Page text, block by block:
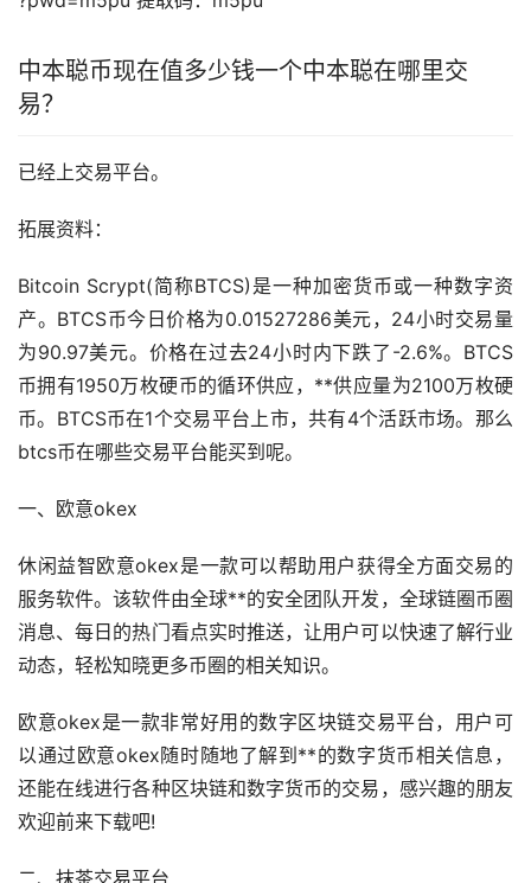
中本聪币现在值多少钱一个中本聪在哪里交
易？
已经上交易平台。
拓展资料：
Bitcoin Scrypt(简称BTCS)是一种加密货币或一种数字资
产。BTCS币今日价格为0.01527286美元，24小时交易量
为90.97美元。价格在过去24小时内下跌了-2.6%。BTCS
币拥有1950万枚硬币的循环供应，**供应量为2100万枚硬
币。BTCS币在1个交易平台上市，共有4个活跃市场。那么
btcs币在哪些交易平台能买到呢。
一、欧意okex
休闲益智欧意okex是一款可以帮助用户获得全方面交易的
服务软件。该软件由全球**的安全团队开发，全球链圈币圈
消息、每日的热门看点实时推送，让用户可以快速了解行业
动态，轻松知晓更多币圈的相关知识。
欧意okex是一款非常好用的数字区块链交易平台，用户可
以通过欧意okex随时随地了解到**的数字货币相关信息，
还能在线进行各种区块链和数字货币的交易，感兴趣的朋友
欢迎前来下载吧!
二、抹茶交易平台